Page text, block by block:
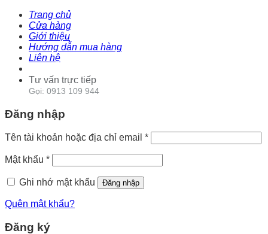
Trang chủ
Cửa hàng
Giới thiệu
Hướng dẫn mua hàng
Liên hệ
Tư vấn trực tiếp
Gọi: 0913 109 944
Đăng nhập
Tên tài khoản hoặc địa chỉ email *
Mật khẩu *
Ghi nhớ mật khẩu Đăng nhập
Quên mật khẩu?
Đăng ký